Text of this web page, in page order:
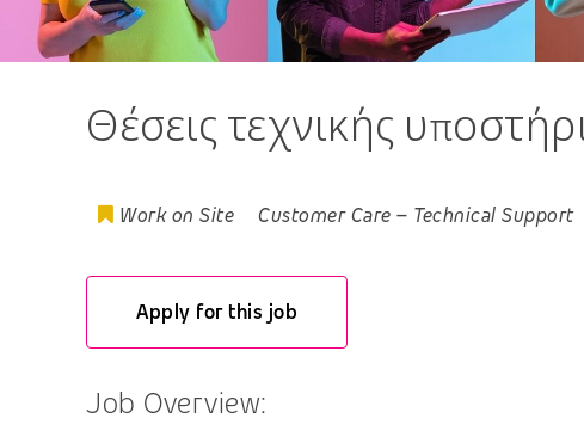
Θέσεις τεχνικής
Work on Site Customer Care – Technical Support
Apply for this job
Job Overview: